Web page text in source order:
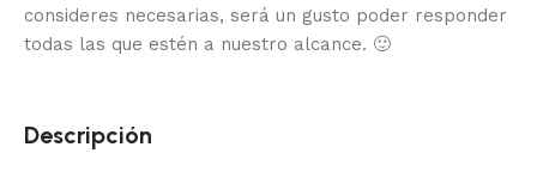
consideres necesarias, será un gusto poder responder
todas las que estén a nuestro alcance. 🙂
Descripción